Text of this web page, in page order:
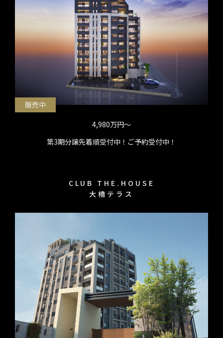
販売中
4,980万円〜
第3期分譲先着順受付中！ご予約受付中！
CLUB THE.HOUSE
大橋テラス